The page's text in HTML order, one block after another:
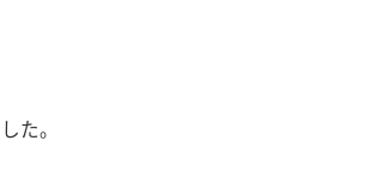
た。